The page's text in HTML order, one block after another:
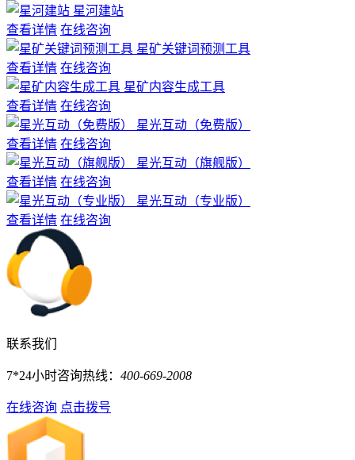
星河建站
查看详情 在线咨询
星矿关键词预测工具
查看详情 在线咨询
星矿内容生成工具
查看详情 在线咨询
星光互动（免费版）
查看详情 在线咨询
星光互动（旗舰版）
查看详情 在线咨询
星光互动（专业版）
查看详情 在线咨询
联系我们
7*24小时咨询热线： 400-669-2008
在线咨询 点击拨号